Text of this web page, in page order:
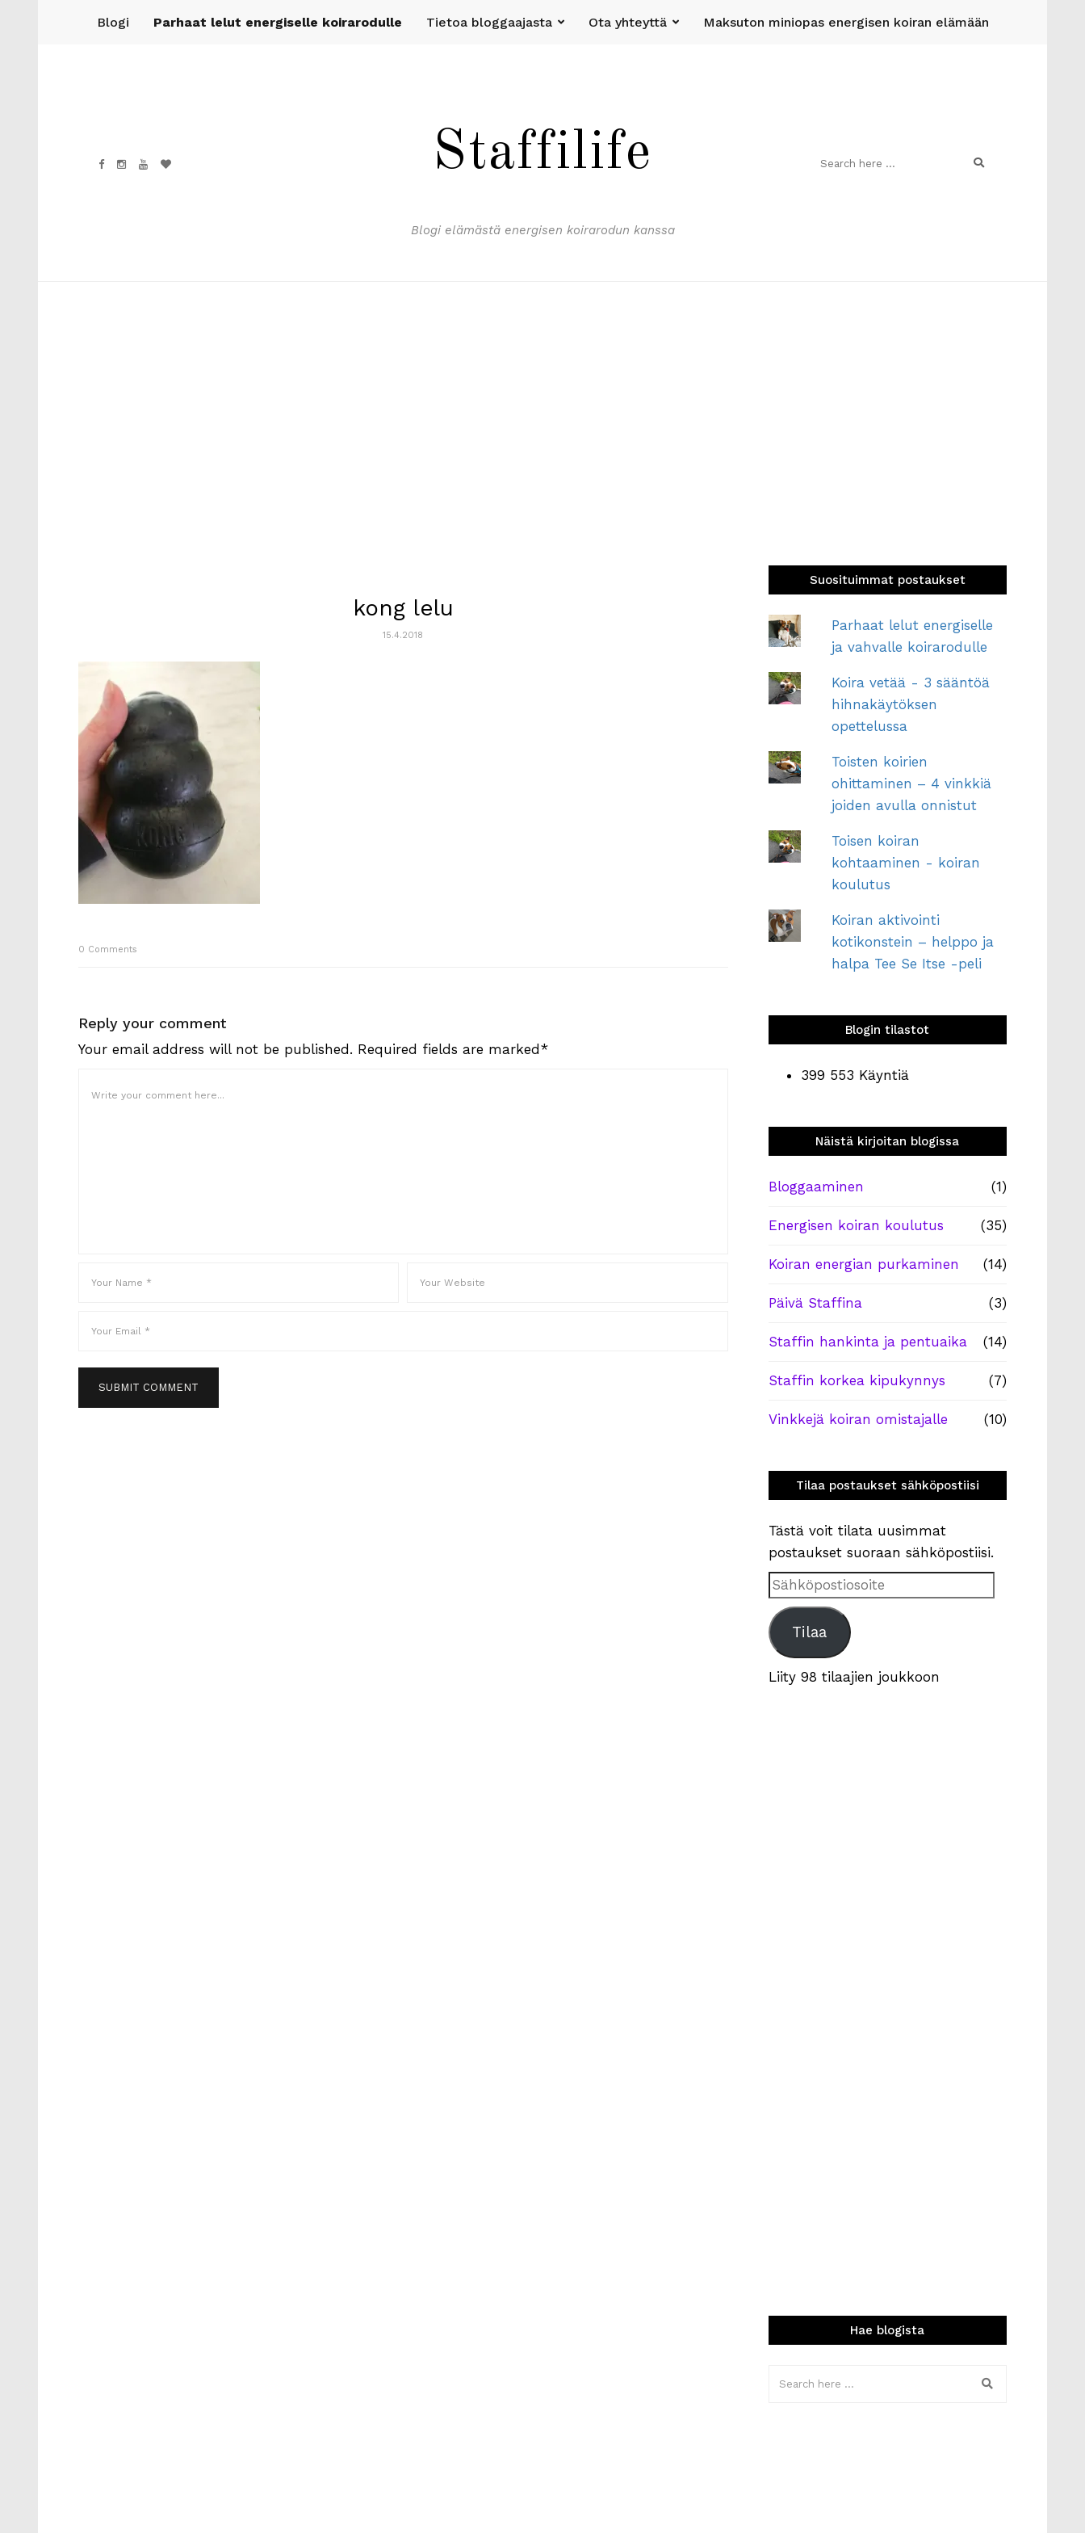
Blogi Parhaat lelut energiselle koirarodulle Tietoa bloggaajasta Ota yhteyttä Maksuton miniopas energisen koiran elämään
Staffilife
Blogi elämästä energisen koirarodun kanssa
kong lelu
15.4.2018
0 Comments
Reply your comment
Your email address will not be published. Required fields are marked*
Suosituimmat postaukset
Parhaat lelut energiselle
ja vahvalle koirarodulle
Koira vetää - 3 sääntöä
hihnakäytöksen
opettelussa
Toisten koirien
ohittaminen – 4 vinkkiä
joiden avulla onnistut
Toisen koiran
kohtaaminen - koiran
koulutus
Koiran aktivointi
kotikonstein – helppo ja
halpa Tee Se Itse -peli
Blogin tilastot
399 553 Käyntiä
Näistä kirjoitan blogissa
Bloggaaminen (1)
Energisen koiran koulutus (35)
Koiran energian purkaminen (14)
Päivä Staffina (3)
Staffin hankinta ja pentuaika (14)
Staffin korkea kipukynnys (7)
Vinkkejä koiran omistajalle (10)
Tilaa postaukset sähköpostiisi
Tästä voit tilata uusimmat
postaukset suoraan sähköpostiisi.
Sähköpostiosoite
Tilaa
Liity 98 tilaajien joukkoon
Hae blogista